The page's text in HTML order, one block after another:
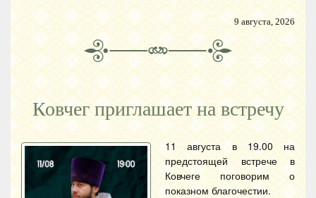
9 августа, 2026
Ковчег приглашает на встречу
11 августа в 19.00 на
предстоящей встрече в
Ковчеге поговорим о
показном благочестии.